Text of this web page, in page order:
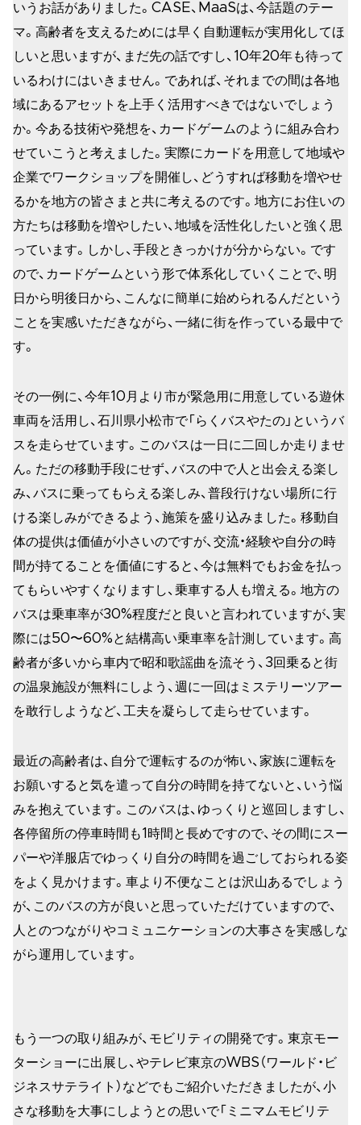
いうお話がありました。CASE、MaaSは、今話題のテー
マ。高齢者を支えるためには早く自動運転が実用化してほ
しいと思いますが、まだ先の話ですし、10年20年も待って
いるわけにはいきません。であれば、それまでの間は各地
域にあるアセットを上手く活用すべきではないでしょう
か。今ある技術や発想を、カードゲームのように組み合わ
せていこうと考えました。実際にカードを用意して地域や
企業でワークショップを開催し、どうすれば移動を増やせ
るかを地方の皆さまと共に考えるのです。地方にお住いの
方たちは移動を増やしたい、地域を活性化したいと強く思
っています。しかし、手段ときっかけが分からない。です
ので、カードゲームという形で体系化していくことで、明
日から明後日から、こんなに簡単に始められるんだという
ことを実感いただきながら、一緒に街を作っている最中で
す。
その一例に、今年10月より市が緊急用に用意している遊休
車両を活用し、石川県小松市で「らくバスやたの」というバ
スを走らせています。このバスは一日に二回しか走りませ
ん。ただの移動手段にせず、バスの中で人と出会える楽し
み、バスに乗ってもらえる楽しみ、普段行けない場所に行
ける楽しみができるよう、施策を盛り込みました。移動自
体の提供は価値が小さいのですが、交流・経験や自分の時
間が持てることを価値にすると、今は無料でもお金を払っ
てもらいやすくなりますし、乗車する人も増える。地方の
バスは乗車率が30%程度だと良いと言われていますが、実
際には50〜60%と結構高い乗車率を計測しています。高
齢者が多いから車内で昭和歌謡曲を流そう、3回乗ると街
の温泉施設が無料にしよう、週に一回はミステリーツアー
を敢行しようなど、工夫を凝らして走らせています。
最近の高齢者は、自分で運転するのが怖い、家族に運転を
お願いすると気を遣って自分の時間を持てないと、いう悩
みを抱えています。このバスは、ゆっくりと巡回しますし、
各停留所の停車時間も1時間と長めですので、その間にスー
パーや洋服店でゆっくり自分の時間を過ごしておられる姿
をよく見かけます。車より不便なことは沢山あるでしょう
が、このバスの方が良いと思っていただけていますので、
人とのつながりやコミュニケーションの大事さを実感しな
がら運用しています。
もう一つの取り組みが、モビリティの開発です。東京モー
ターショーに出展し、やテレビ東京のWBS（ワールド・ビ
ジネスサテライト）などでもご紹介いただきましたが、小
さな移動を大事にしようとの思いで「ミニマムモビリテ